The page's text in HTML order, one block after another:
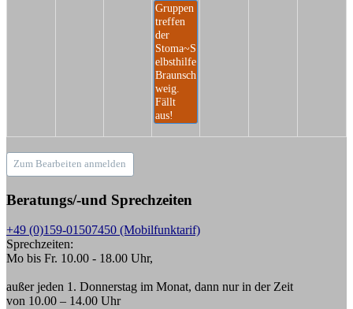
Gruppen
treffen
der
Stoma~S
elbsthilfe
Braunsch
weig.
Fällt
aus!
Zum Bearbeiten anmelden
Beratungs/-und Sprechzeiten
+49 (0)159-01507450 (Mobilfunktarif)
Sprechzeiten:
Mo bis Fr. 10.00 - 18.00 Uhr,
außer jeden 1. Donnerstag im Monat, dann nur in der Zeit
von 10.00 – 14.00 Uhr